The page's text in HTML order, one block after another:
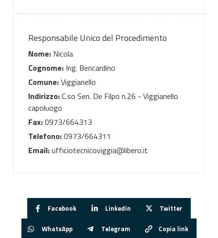
Responsabile Unico del Procedimento
Nome:Nicola
Cognome:Ing. Bencardino
Comune:Viggianello
Indirizzo:C.so Sen. De Filpo n.26 - Viggianello
capoluogo
Fax:0973/664313
Telefono:0973/664311
Email:ufficiotecnicoviggia@libero.it
Facebook Linkedin Twitter
WhatsApp Telegram Copia link